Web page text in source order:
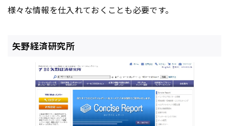
様々な情報を仕入れておくことも必要です。
矢野経済研究所